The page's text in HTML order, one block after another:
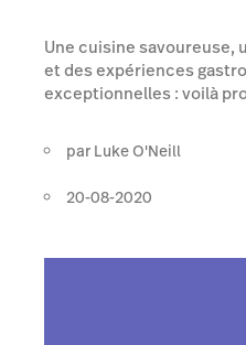
Une cuisine savoureuse,
et des expériences
exceptionnelles : voilà
par Luke O'Neill
20-08-2020